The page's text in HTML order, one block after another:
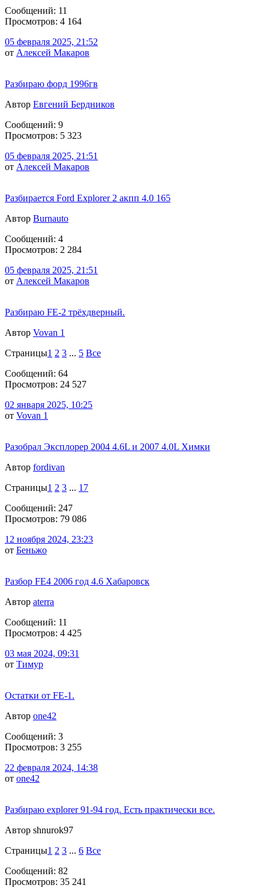
Сообщений: 11
Просмотров: 4 164
05 февраля 2025, 21:52
от Алексей Макаров
Разбираю форд 1996гв
Автор Евгений Бердников
Сообщений: 9
Просмотров: 5 323
05 февраля 2025, 21:51
от Алексей Макаров
Разбирается Ford Explorer 2 акпп 4.0 165
Автор Burnauto
Сообщений: 4
Просмотров: 2 284
05 февраля 2025, 21:51
от Алексей Макаров
Разбираю FE-2 трёхдверный.
Автор Vovan 1
Страницы1 2 3 ... 5 Все
Сообщений: 64
Просмотров: 24 527
02 января 2025, 10:25
от Vovan 1
Разобрал Эксплорер 2004 4.6L и 2007 4.0L Химки
Автор fordivan
Страницы1 2 3 ... 17
Сообщений: 247
Просмотров: 79 086
12 ноября 2024, 23:23
от Беньжо
Разбор FE4 2006 год 4.6 Хабаровск
Автор aterra
Сообщений: 11
Просмотров: 4 425
03 мая 2024, 09:31
от Тимyр
Остатки от FE-1.
Автор one42
Сообщений: 3
Просмотров: 3 255
22 февраля 2024, 14:38
от one42
Разбираю explorer 91-94 год. Есть практически все.
Автор shnurok97
Страницы1 2 3 ... 6 Все
Сообщений: 82
Просмотров: 35 241